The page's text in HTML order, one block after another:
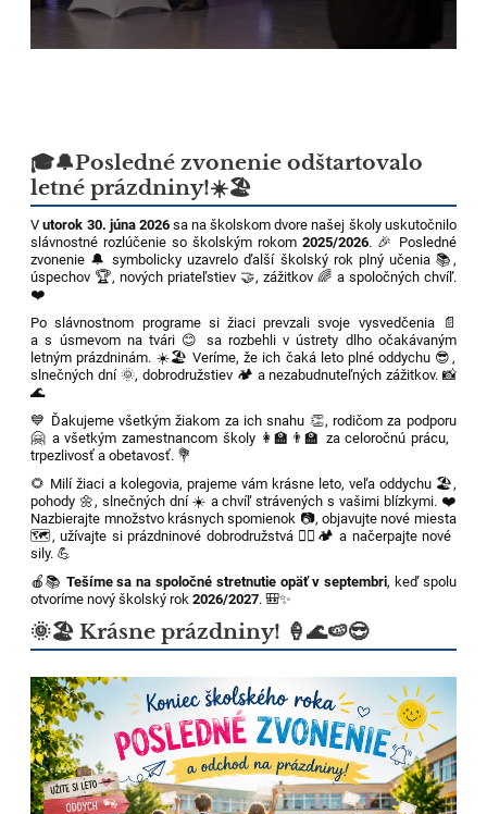
🎓🔔Posledné zvonenie odštartovalo
letné prázdniny!☀️🏖️
Vutorok 30. júna 2026sa na školskom dvore našej školy uskutočnilo
slávnostné rozlúčenie so školským rokom 2025/2026. 🎉 Posledné
zvonenie 🔔 symbolicky uzavrelo ďalší školský rok plný učenia 📚,
úspechov 🏆, nových priateľstiev 🤝, zážitkov 🌈 a spoločných chvíľ.
❤️
Po slávnostnom programe si žiaci prevzali svoje vysvedčenia 📄
a s úsmevom na tvári 😊 sa rozbehli v ústrety dlho očakávaným
letným prázdninám. ☀️🏖️ Veríme, že ich čaká leto plné oddychu 😎,
slnečných dní 🌞, dobrodružstiev 🏕️ a nezabudnuteľných zážitkov. 📸
🌊
💙 Ďakujeme všetkým žiakom za ich snahu 👏, rodičom za podporu
🤗 a všetkým zamestnancom školy 👩‍🏫👨‍🏫 za celoročnú prácu,
trpezlivosť a obetavosť. 💐
🌻 Milí žiaci a kolegovia, prajeme vám krásne leto, veľa oddychu 🏖️,
pohody 🌼, slnečných dní ☀️ a chvíľ strávených s vašimi blízkymi. ❤️
Nazbierajte množstvo krásnych spomienok 📷, objavujte nové miesta
🗺️, užívajte si prázdninové dobrodružstvá 🚴‍♀️🏕️ a načerpajte nové
sily. 💪
🍎📚 Tešíme sa na spoločné stretnutie opäť v septembri, keď spolu
otvoríme nový školský rok2026/2027. 🎒✨
🌞🏖️ Krásne prázdniny! 🍦🌊🍉😎